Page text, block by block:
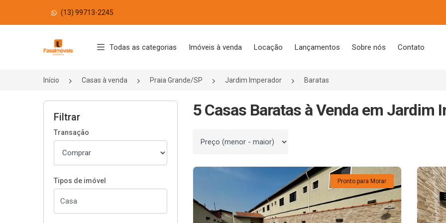
(13) 99713-2245
Página inicial
Todas as categorias Imóveis à venda Locação Lançamentos Sobre nós Contato
Início Casas à venda Praia Grande/SP Jardim Imperador Baratas
Filtrar
Transação
Tipos de imóvel
5 Casas Baratas à Venda em Jardim
Ordenar por
Pronto para Morar